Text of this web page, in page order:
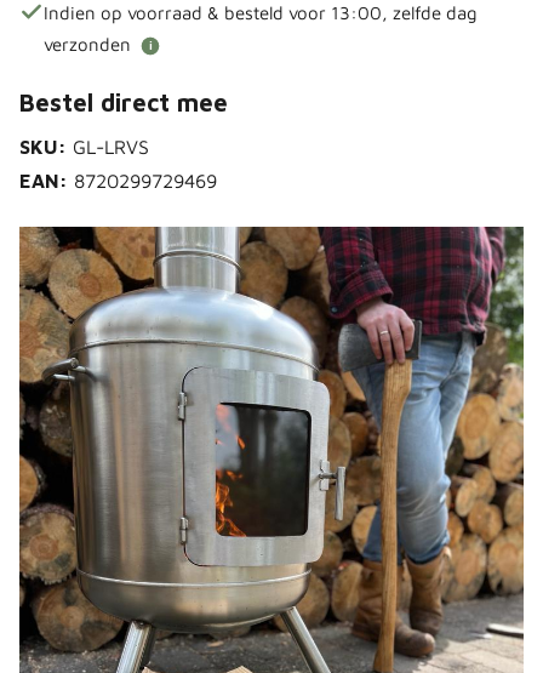
Indien op voorraad & besteld voor 13:00, zelfde dag
verzonden
i
Bestel direct mee
SKU: GL-LRVS
EAN: 8720299729469